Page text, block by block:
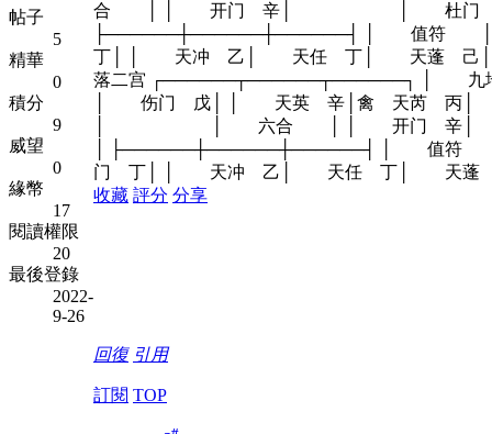
帖子
5
精華
0
積分
9
威望
0
緣幣
17
閱讀權限
20
最後登錄
2022-
9-26
合 │ │ 开门 辛│ │ 杜门
├──────┼──────┼──────┤ │
丁│ │ 天冲 乙│ 天任 丁│ 天蓬 己│
落二宫
│ 伤门 戊│ │ 天英 辛│禽 天芮 丙│
│ │ 六合 │ │ 开门 辛│
│ ├──────┼──────┼──────┤
门 丁│ │ 天冲 乙│ 天任 丁│ 天蓬 己
收藏 評分 分享
回復 引用
訂閱 TOP